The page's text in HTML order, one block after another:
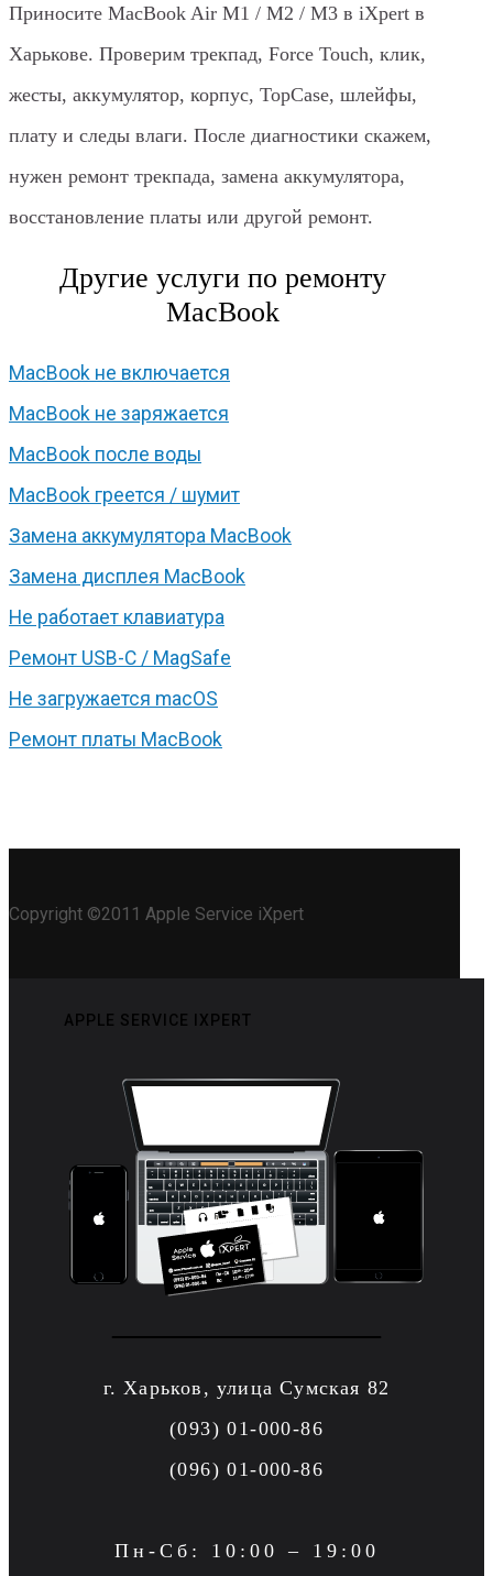
Приносите MacBook Air M1 / M2 / M3 в iXpert в
Харькове. Проверим трекпад, Force Touch, клик,
жесты, аккумулятор, корпус, TopCase, шлейфы,
плату и следы влаги. После диагностики скажем,
нужен ремонт трекпада, замена аккумулятора,
восстановление платы или другой ремонт.
Другие услуги по ремонту
MacBook
MacBook не включается
MacBook не заряжается
MacBook после воды
MacBook греется / шумит
Замена аккумулятора MacBook
Замена дисплея MacBook
Не работает клавиатура
Ремонт USB-C / MagSafe
Не загружается macOS
Ремонт платы MacBook
Copyright ©2011 Apple Service iXpert
APPLE SERVICE IXPERT
г. Харьков, улица Сумская 82
(093) 01-000-86
(096) 01-000-86
Пн-Сб: 10:00 – 19:00